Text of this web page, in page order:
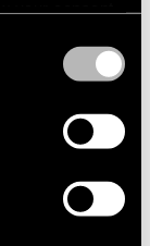
it for